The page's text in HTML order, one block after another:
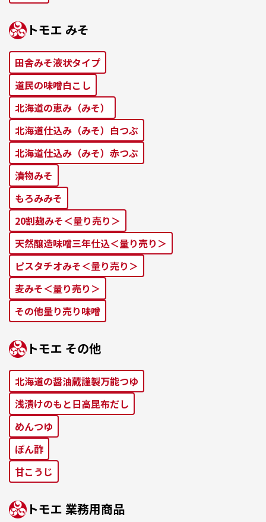
トモエ みそ
田舎みそ液状タイプ
道⺠の味噌⽩こし
北海道の恵み（みそ）
北海道仕込み（みそ）⽩つぶ
北海道仕込み（みそ）⾚つぶ
漬物みそ
もろみみそ
20割麹みそ＜量り売り＞
天然醸造味噌三年仕込＜量り売り＞
ピスタチオみそ＜量り売り＞
麦みそ＜量り売り＞
その他量り売り味噌
トモエ その他
北海道の醤油蔵謹製万能つゆ
浅漬けのもと⽇⾼昆布だし
めんつゆ
ぽん酢
⽢こうじ
トモエ 業務⽤商品